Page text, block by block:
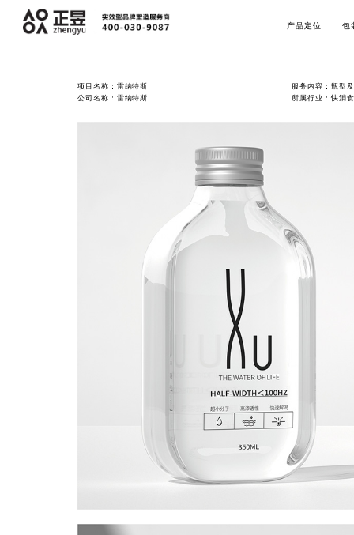
产品定位 包
项目名称：雷纳特斯
服务内容：瓶型
公司名称：雷纳特斯
所属行业：快消